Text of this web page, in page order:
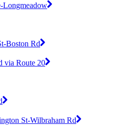
Longmeadow
Boston Rd
via Route 20
St-Wilbraham Rd